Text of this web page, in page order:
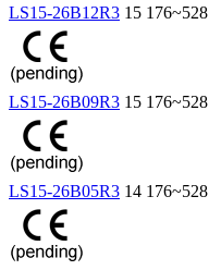
LS15-26B12R3 15 176~528
LS15-26B09R3 15 176~528
LS15-26B05R3 14 176~528